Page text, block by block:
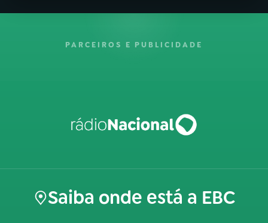
PARCEIROS E PUBLICIDADE
Saiba onde está a EBC